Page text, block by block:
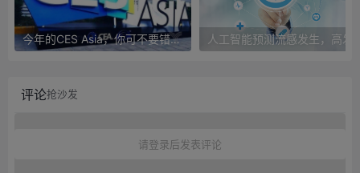
今年的CES Asia，你可不要错过这些自动驾驶看点
评论抢沙发
请登录后发表评论